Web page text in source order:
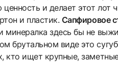
и делает этот лот
и пластик. Сапфировое
минералка здесь бы не
брутальном виде это
кто ищет крупные,